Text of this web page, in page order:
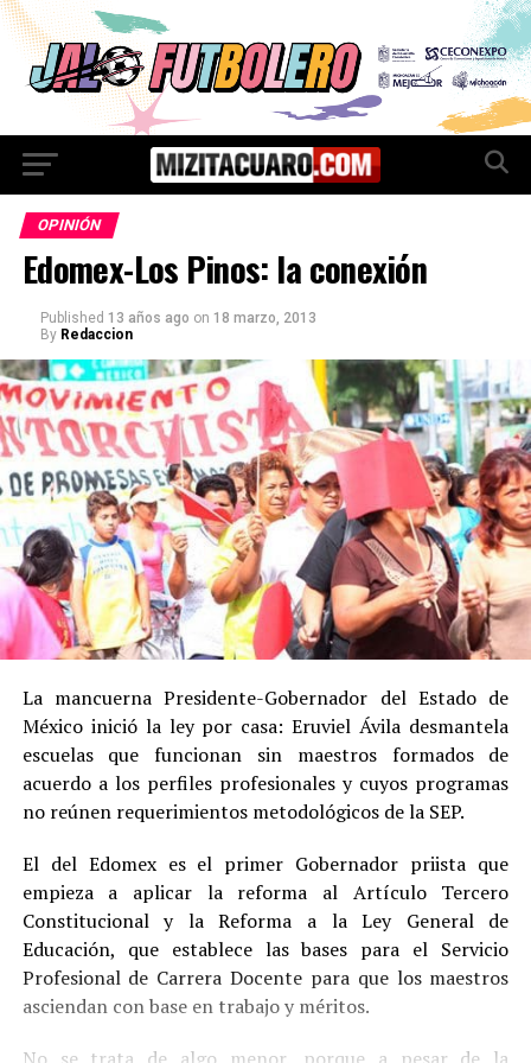
OPINIÓN
Edomex-Los Pinos: la conexión
Published 13 años ago on 18 marzo, 2013
By Redaccion
La mancuerna Presidente-Gobernador del Estado de
México inició la ley por casa: Eruviel Ávila desmantela
escuelas que funcionan sin maestros formados de
acuerdo a los perfiles profesionales y cuyos programas
no reúnen requerimientos metodológicos de la SEP.
El del Edomex es el primer Gobernador priista que
empieza a aplicar la reforma al Artículo Tercero
Constitucional y la Reforma a la Ley General de
Educación, que establece las bases para el Servicio
Profesional de Carrera Docente para que los maestros
asciendan con base en trabajo y méritos.